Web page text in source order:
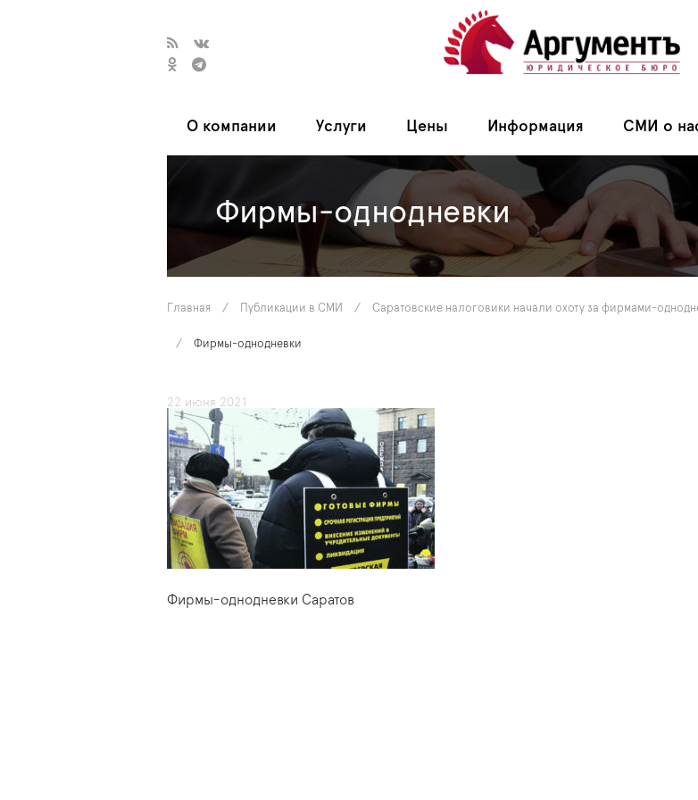
О компании Услуги Цены Информация СМИ о
Фирмы-однодневки
Главная / Публикации в СМИ / Cаратовские налоговики начали охоту за фирмами-
/ Фирмы-однодневки
22 июня 2021
Фирмы-однодневки Саратов